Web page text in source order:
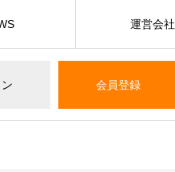
会員登録
運営会社